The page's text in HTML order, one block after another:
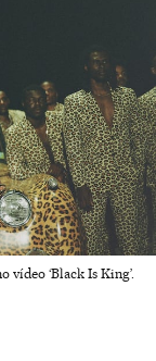
vídeo ‘Black Is King’.